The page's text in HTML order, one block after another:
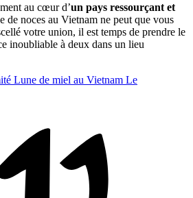
au cœur d’un pays ressourçant et
de noces au Vietnam ne peut que vous
votre union, il est temps de prendre le
inoubliable à deux dans un lieu
Lune de miel au Vietnam Le